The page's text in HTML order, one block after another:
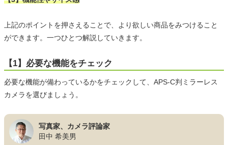
上記のポイントを押さえることで、より欲しい商品をみつけること
ができます。一つひとつ解説していきます。
【1】必要な機能をチェック
必要な機能が備わっているかをチェックして、APS-C判ミラーレス
カメラを選びましょう。
写真家、カメラ評論家
田中 希美男